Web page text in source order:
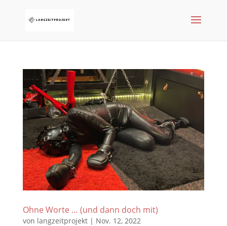
Ohne Worte … (und dann doch mit)
von langzeitprojekt| Nov. 12, 2022